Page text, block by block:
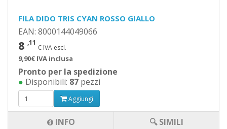
FILA DIDO TRIS CYAN ROSSO GIALLO
EAN: 8000144049066
8 ,11
€ IVA escl.
9,90€ IVA inclusa
Pronto per la spedizione
● Disponibili: 87 pezzi
Aggiungi
INFO 🔍 SIMILI